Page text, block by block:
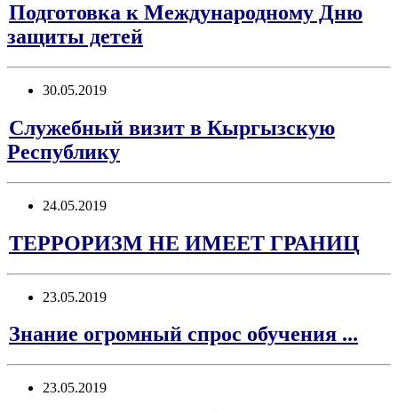
Подготовка к Международному Дню
защиты детей
30.05.2019
Служебный визит в Кыргызскую
Республику
24.05.2019
ТЕРРОРИЗМ НЕ ИМЕЕТ ГРАНИЦ
23.05.2019
Знание огромный спрос обучения ...
23.05.2019